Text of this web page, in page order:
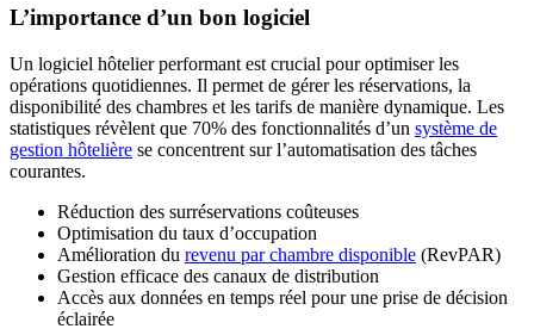
L’importance d’un bon logiciel
Un logiciel hôtelier performant est crucial pour optimiser les
opérations quotidiennes. Il permet de gérer les réservations, la
disponibilité des chambres et les tarifs de manière dynamique. Les
statistiques révèlent que 70% des fonctionnalités d’un système de
gestion hôtelière se concentrent sur l’automatisation des tâches
courantes.
Réduction des surréservations coûteuses
Optimisation du taux d’occupation
Amélioration du revenu par chambre disponible (RevPAR)
Gestion efficace des canaux de distribution
Accès aux données en temps réel pour une prise de décision
éclairée